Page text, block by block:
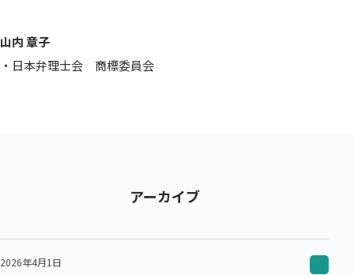
山内 章子
・日本弁理士会 商標委員会
アーカイブ
2026年4月1日